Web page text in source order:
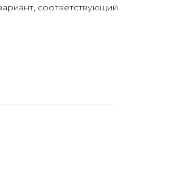
соответствующий